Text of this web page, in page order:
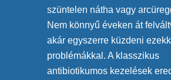
szüntelen nátha vagy
Nem könnyű éveken át
akár egyszerre küzdeni
problémákkal. A klasszikus
antibiotikumos kezelések